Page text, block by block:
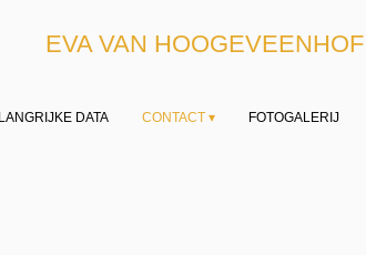
EVA VAN HOOGEVEENHOF
DATA CONTACT ▾ FOTOGALERIJ